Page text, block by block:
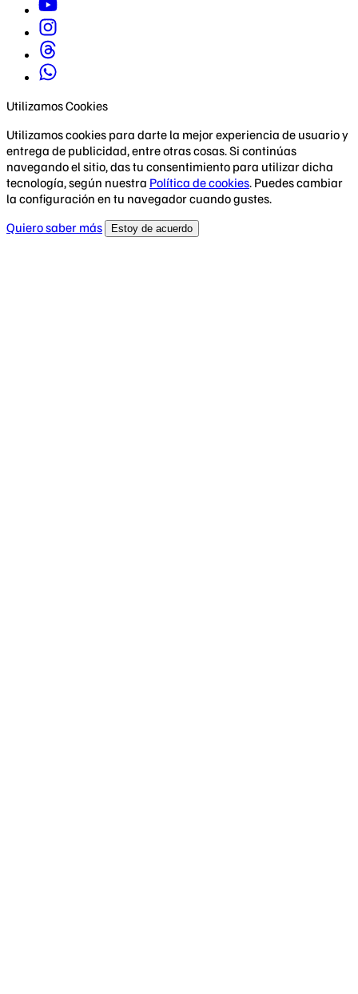
Utilizamos Cookies
Utilizamos cookies para darte la mejor experiencia de usuario y
entrega de publicidad, entre otras cosas. Si continúas
navegando el sitio, das tu consentimiento para utilizar dicha
tecnología, según nuestra Política de cookies. Puedes cambiar
la configuración en tu navegador cuando gustes.
Quiero saber más
Estoy de acuerdo